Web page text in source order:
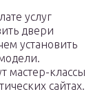
услуг
двери
установить
мастер-классы
сайтах.